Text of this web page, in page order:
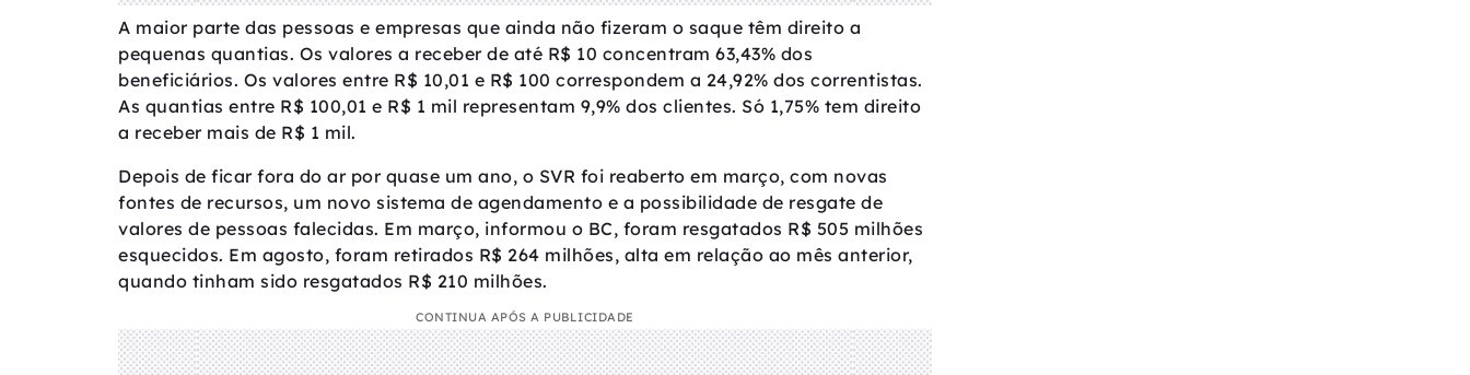
A maior parte das pessoas e empresas que ainda não fizeram o saque têm direito a
pequenas quantias. Os valores a receber de até R$ 10 concentram 63,43% dos
beneficiários. Os valores entre R$ 10,01 e R$ 100 correspondem a 24,92% dos correntistas.
As quantias entre R$ 100,01 e R$ 1 mil representam 9,9% dos clientes. Só 1,75% tem direito
a receber mais de R$ 1 mil.
Depois de ficar fora do ar por quase um ano, o SVR foi reaberto em março, com novas
fontes de recursos, um novo sistema de agendamento e a possibilidade de resgate de
valores de pessoas falecidas. Em março, informou o BC, foram resgatados R$ 505 milhões
esquecidos. Em agosto, foram retirados R$ 264 milhões, alta em relação ao mês anterior,
quando tinham sido resgatados R$ 210 milhões.
CONTINUA APÓS A PUBLICIDADE